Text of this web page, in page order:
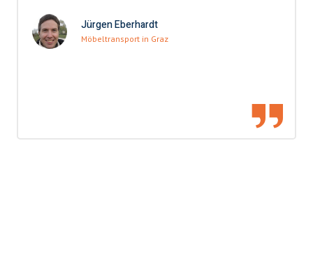
Jürgen Eberhardt
Möbeltransport in Graz